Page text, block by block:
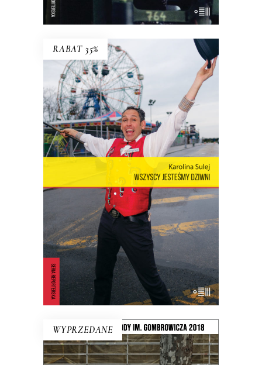
E-BOOK DO KOSZYKA
RABAT 35%
E-BOOK DO KOSZYKA
WSZYSCY JESTEŚMY DZIWNI.
OPOWIEŚCI Z CONEY ISLAND
Coney Island – dzielnica Nowego Jorku,
niegdyś stolica światowej rozrywki,
cyrków, wesołych miasteczek – to wciąż
rezerwuar estetyki, idei, marzeń i lęków,
z których jest zbudowana popkultura.
36.00zł 23.40zł
KSIĄŻKA DO KOSZYKA
WYPRZEDANE